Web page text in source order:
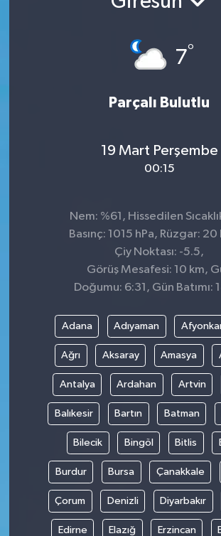
7°
Parçalı Bulutlu
19 Mart Perşembe
00:15
Nem: %61, Hissedilen
Basınç: 1015 hPa, Rüzgar:
Çiy Noktası: -5.5,
Görüş Mesafesi: 10 km,
Doğumu: 6:31, Gün Batımı:
Adana Adıyaman
Ağrı Aksaray Amasya
Antalya Ardahan Artvin
Balıkesir Bartın Batman
Bilecik Bingöl Bitlis
Burdur Bursa Çanakkale
Çorum Denizli Diyarbakır
Edirne Elazığ Erzincan